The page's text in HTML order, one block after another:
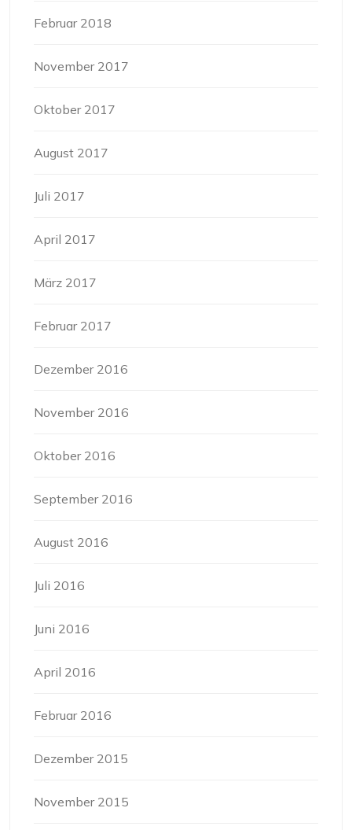
Februar 2018
November 2017
Oktober 2017
August 2017
Juli 2017
April 2017
März 2017
Februar 2017
Dezember 2016
November 2016
Oktober 2016
September 2016
August 2016
Juli 2016
Juni 2016
April 2016
Februar 2016
Dezember 2015
November 2015